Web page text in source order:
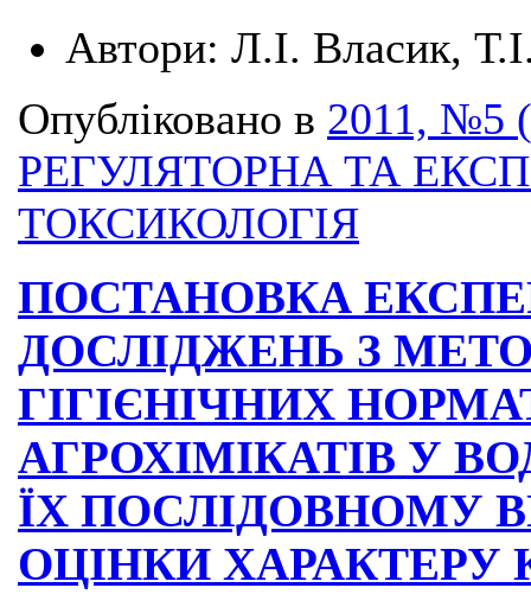
Автори: Л.І. Власик,
Опубліковано в 2011, №5
РЕГУЛЯТОРНА ТА
ТОКСИКОЛОГІЯ
ПОСТАНОВКА
ДОСЛІДЖЕНЬ З
ГІГІЄНІЧНИХ
АГРОХІМІКАТІВ У
ЇХ ПОСЛІДОВНОМУ
ОЦІНКИ ХАРАКТЕРУ